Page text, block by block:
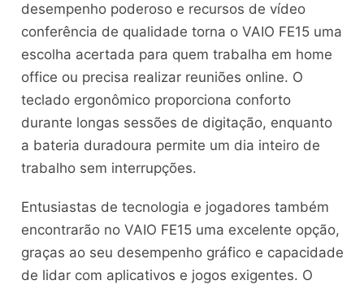
desempenho poderoso e recursos de vídeo
conferência de qualidade torna o VAIO FE15 uma
escolha acertada para quem trabalha em home
office ou precisa realizar reuniões online. O
teclado ergonômico proporciona conforto
durante longas sessões de digitação, enquanto
a bateria duradoura permite um dia inteiro de
trabalho sem interrupções.
Entusiastas de tecnologia e jogadores também
encontrarão no VAIO FE15 uma excelente opção,
graças ao seu desempenho gráfico e capacidade
de lidar com aplicativos e jogos exigentes. O